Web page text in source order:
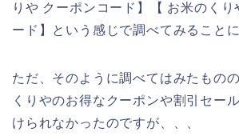
りや クーポンコード】【 お米のくり
ード】という感じで調べてみることに
ただ、そのように調べてはみたもの
くりやのお得なクーポンや割引セー
けられなかったのですが、、、